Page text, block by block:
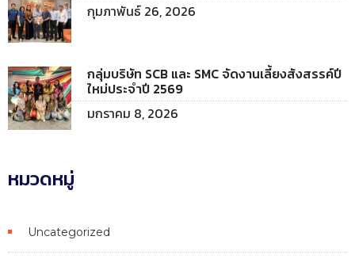
กุมภาพันธ์ 26, 2026
กลุ่มบริษัท SCB และ SMC จัดงานเลี้ยงสังสรรค์ปี
ใหม่ประจำปี 2569
มกราคม 8, 2026
หมวดหมู่
Uncategorized